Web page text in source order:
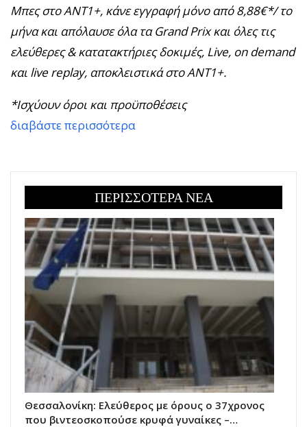
Μπες στοΑΝΤ1+, κάνε εγγραφή μόνο από 8,88€*/ το
μήνα και απόλαυσε όλα ταGrand Prixκαι όλες τις
ελεύθερες & κατατακτήριες δοκιμές, Live, on demand
και live replay, αποκλειστικά στοANT1+.
*Ισχύουν όροι και προϋποθέσεις
διαβάστε περισσότερα
ΠΕΡΙΣΣΟΤΕΡΑ ΝΕΑ
Θεσσαλονίκη: Ελεύθερος με όρους ο 37χρονος
που βιντεοσκοπούσε κρυφά γυναίκες –…